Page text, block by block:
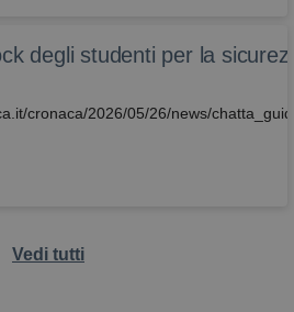
degli studenti per la
cronaca/2026/05/26/news/
Vedi tutti